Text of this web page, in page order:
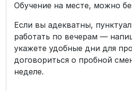
Обучение на месте, можно
Если вы адекватны,
работать по вечерам —
укажете удобные дни для
договориться о пробной
неделе.